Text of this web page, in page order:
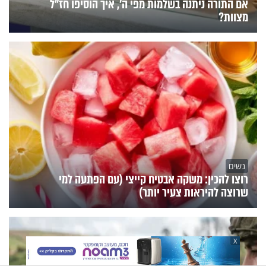
אם התורה ניתנה בשלמות מפי ה', איך הוסיפו חז"ל
מצוות?
נשים
רוצו להכין: משקה אבטיח קייצי (עם הפתעה למי
שרוצה להיראות צעיר יותר)
X